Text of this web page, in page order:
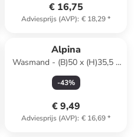
€ 16,75
Adviesprijs (AVP): € 18,29*
Alpina
Wasmand - (B)50 x (H)35,5 x
(D)38,5 cm
(verrassingsproduct)
-43%
€ 9,49
Adviesprijs (AVP): € 16,69*